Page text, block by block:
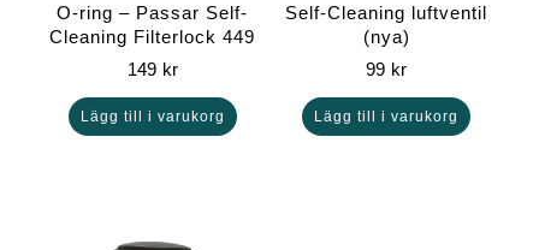
O-ring – Passar Self-
Cleaning Filterlock 449
149 kr
Lägg till i varukorg
Self-Cleaning luftventil
(nya)
99 kr
Lägg till i varukorg